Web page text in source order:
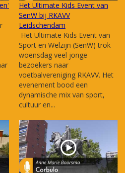
Het Ultimate Kids Event van
SenW bij RKAVV
Leidschendam
Het Ultimate Kids Event van
Sport en Welzijn (SenW) trok
woensdag veel jonge
bezoekers naar
voetbalvereniging RKAVV. Het
evenement bood een
dynamische mix van sport,
cultuur en...